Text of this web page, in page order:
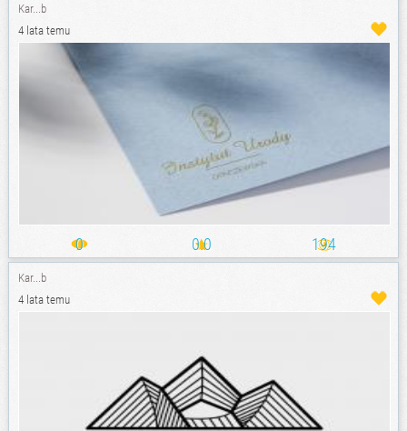
Kar...b
4 lata temu
0 0.0 194
Kar...b
4 lata temu